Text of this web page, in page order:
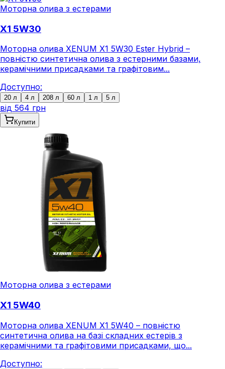
Моторна олива з естерами
X1 5W30
Моторна олива XENUM X1 5W30 Ester Hybrid –
повністю синтетична олива з естерними базами,
керамічними присадками та графітовим...
Доступно:
20 л 4 л 208 л 60 л 1 л 5 л
від 564 грн
Купити
Моторна олива з естерами
X1 5W40
Моторна олива XENUM X1 5W40 – повністю
синтетична олива на базі складних естерів з
керамічними та графітовими присадками, що...
Доступно: